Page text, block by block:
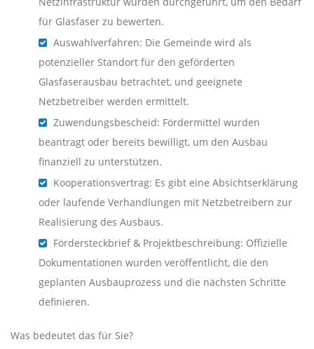
für Glasfaser zu bewerten.
Auswahlverfahren: Die Gemeinde wird als
potenzieller Standort für den geförderten
Glasfaserausbau betrachtet, und geeignete
Netzbetreiber werden ermittelt.
Zuwendungsbescheid: Fördermittel wurden
beantragt oder bereits bewilligt, um den Ausbau
finanziell zu unterstützen.
Kooperationsvertrag: Es gibt eine Absichtserklärung
oder laufende Verhandlungen mit Netzbetreibern zur
Realisierung des Ausbaus.
Fördersteckbrief & Projektbeschreibung: Offizielle
Dokumentationen wurden veröffentlicht, die den
geplanten Ausbauprozess und die nächsten Schritte
definieren.
Was bedeutet das für Sie?